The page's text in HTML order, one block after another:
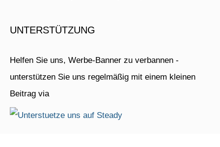
UNTERSTÜTZUNG
Helfen Sie uns, Werbe-Banner zu verbannen -
unterstützen Sie uns regelmäßig mit einem kleinen
Beitrag via